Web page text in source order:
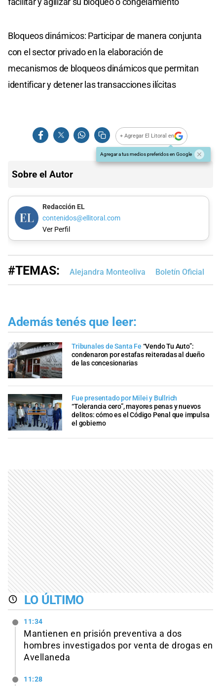
Bloqueos dinámicos: Participar de manera conjunta
con el sector privado en la elaboración de
mecanismos de bloqueos dinámicos que permitan
identificar y detener las transacciones ilícitas
+ Agregar El Litoral en
Agregar a tus medios preferidos en Google
Sobre el Autor
Redacción EL
contenidos@ellitoral.com
Ver Perfil
#TEMAS: Alejandra Monteoliva Boletín Oficial
Además tenés que leer:
Tribunales de Santa Fe “Vendo Tu Auto”:
condenaron por estafas reiteradas al dueño
de las concesionarias
Fue presentado por Milei y Bullrich
“Tolerancia cero”, mayores penas y nuevos
delitos: cómo es el Código Penal que impulsa
el gobierno
LO ÚLTIMO
11:34
Mantienen en prisión preventiva a dos
hombres investigados por venta de drogas en
Avellaneda
11:28